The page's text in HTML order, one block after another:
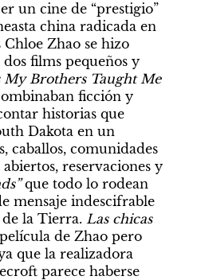
un cine de “prestigio”
china radicada en
Chloe Zhao se hizo
films pequeños y
My Brothers Taught Me
ficción y
historias que
Dakota en un
caballos, comunidades
reservaciones y
que todo lo rodean
mensaje indescifrable
de la Tierra. Las chicas
de Zhao pero
que la realizadora
parece haberse